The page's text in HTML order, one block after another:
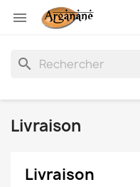

search
Livraison
Livraison